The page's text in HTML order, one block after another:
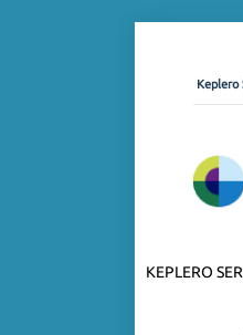
Keplero
KEPLERO